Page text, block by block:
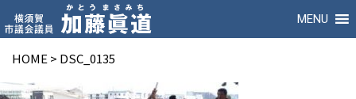
MENU
HOME > DSC_0135